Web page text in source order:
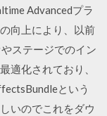
Advancedプラ
向上により、以前
ステージでのイン
適化されており、
という
いのでこれをダウ